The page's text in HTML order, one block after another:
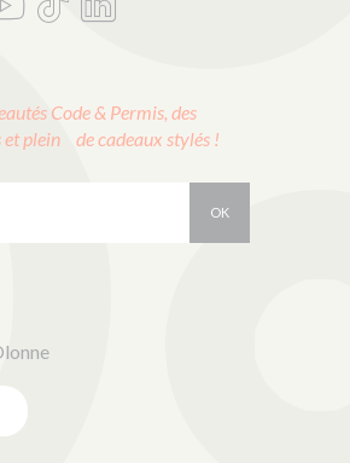
Code & Permis, des
et plein de cadeaux stylés !
OK